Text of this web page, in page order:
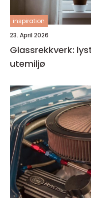
inspiration
23. April 2026
Glassrekkverk:
utemiljø